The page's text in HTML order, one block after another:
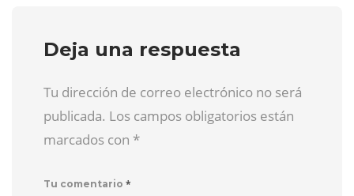
Deja una respuesta
Tu dirección de correo electrónico no será
publicada. Los campos obligatorios están
marcados con *
Tu comentario *